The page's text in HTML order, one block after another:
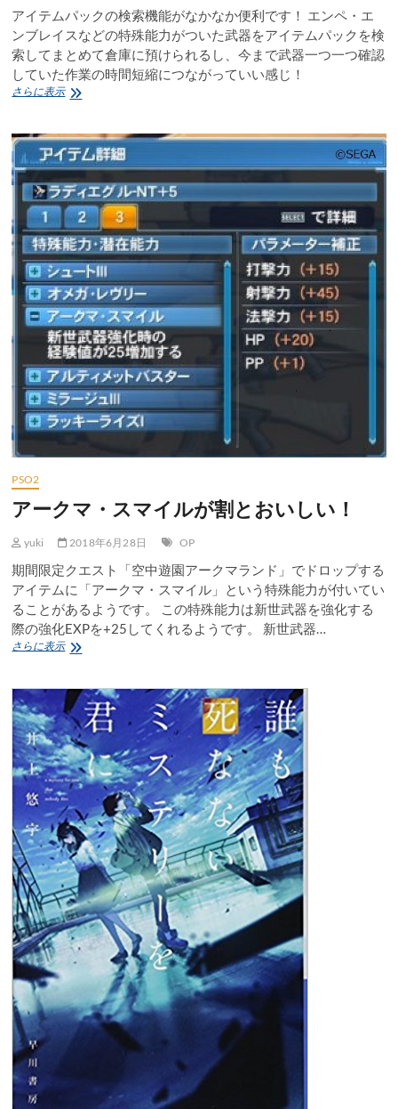
アイテムパックの検索機能がなかなか便利です！ エンペ・エ
ンブレイスなどの特殊能力がついた武器をアイテムパックを検
索してまとめて倉庫に預けられるし、今まで武器一つ一つ確認
していた作業の時間短縮につながっていい感じ！
さらに表示ア
ム
パ
ッ
ク
の
検
索
機
能
PSO2
アークマ・スマイルが割とおいしい！
yuki 2018年6月28日 OP
期間限定クエスト「空中遊園アークマランド」でドロップする
アイテムに「アークマ・スマイル」という特殊能力が付いてい
ることがあるようです。 この特殊能力は新世武器を強化する
際の強化EXPを+25してくれるようです。 新世武器…
さらに表示ア
マ・
ス
マ
イ
ル
が
割
と
お
い
し
い！